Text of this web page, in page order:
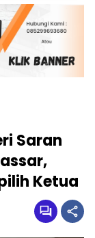
Saran
Ketua